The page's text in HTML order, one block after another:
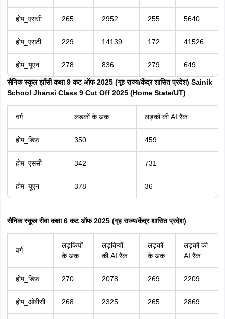
होम_एससी 265 2952 255 5640
होम_एसटी 229 14139 172 41526
होम_यूएन 278 836 279 649
सैनिक स्कूल झाँसी कक्षा 9 कट ऑफ 2025 (गृह राज्य/केंद्र शासित प्रदेश) Sainik
School Jhansi Class 9 Cut Off 2025 (Home State/UT)
वर्ग लड़कों के अंक लड़कों की AI रैंक
होम_डिफ़ 350 459
होम_एससी 342 731
होम_यूएन 378 36
सैनिक स्कूल रीवा कक्षा 6 कट ऑफ 2025 (गृह राज्य/केंद्र शासित प्रदेश)
वर्ग
लड़कियों
के अंक
लड़कियों
की AI रैंक
लड़कों
के अंक
लड़कों की
AI रैंक
होम_डिफ़ 270 2078 269 2209
होम_ओबीसी 268 2325 265 2869